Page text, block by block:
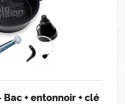
+ entonnoir + clé